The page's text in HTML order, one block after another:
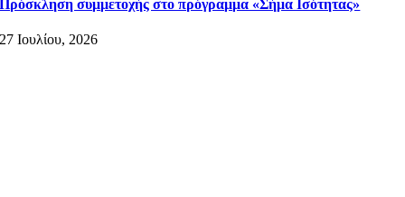
Πρόσκληση συμμετοχής στο πρόγραμμα «Σήμα Ισότητας»
27 Ιουλίου, 2026